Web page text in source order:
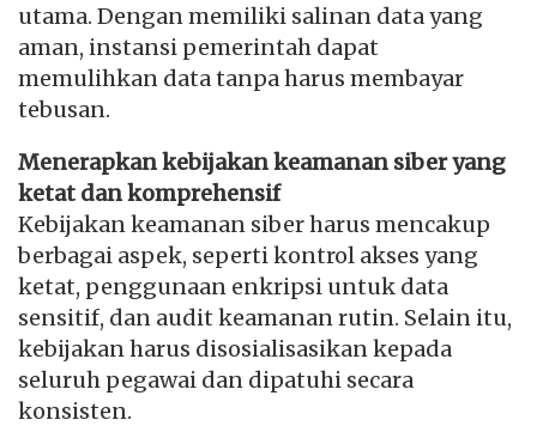
utama. Dengan memiliki salinan data yang
aman, instansi pemerintah dapat
memulihkan data tanpa harus membayar
tebusan.
Menerapkan kebijakan keamanan siber yang
ketat dan komprehensif
Kebijakan keamanan siber harus mencakup
berbagai aspek, seperti kontrol akses yang
ketat, penggunaan enkripsi untuk data
sensitif, dan audit keamanan rutin. Selain itu,
kebijakan harus disosialisasikan kepada
seluruh pegawai dan dipatuhi secara
konsisten.